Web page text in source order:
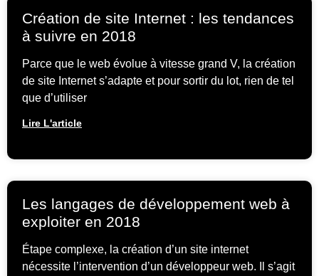
Création de site Internet : les tendances
à suivre en 2018
Parce que le web évolue à vitesse grand V, la création
de site Internet s’adapte et pour sortir du lot, rien de tel
que d’utiliser
Lire L'article
Les langages de développement web à
exploiter en 2018
Étape complexe, la création d’un site internet
nécessite l’intervention d’un développeur web. Il s’agit